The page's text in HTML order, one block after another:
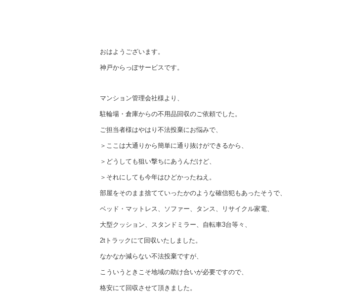
おはようございます。
神戸からっぽサービスです。
マンション管理会社様より、
駐輪場・倉庫からの不用品回収のご依頼でした。
ご担当者様はやはり不法投棄にお悩みで、
＞ここは大通りから簡単に通り抜けができるから、
＞どうしても狙い撃ちにあうんだけど、
＞それにしても今年はひどかったねえ。
部屋をそのまま捨てていったかのような確信犯もあったそうで、
ベッド・マットレス、ソファー、タンス、リサイクル家電、
大型クッション、スタンドミラー、自転車3台等々、
2tトラックにて回収いたしました。
なかなか減らない不法投棄ですが、
こういうときこそ地域の助け合いが必要ですので、
格安にて回収させて頂きました。